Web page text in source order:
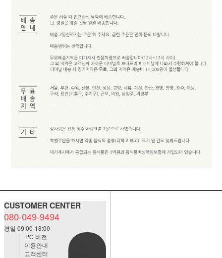
CUSTOMER CENTER
080-049-9494
평일 09:00-18:00
PC 버전
이용안내
고객센터